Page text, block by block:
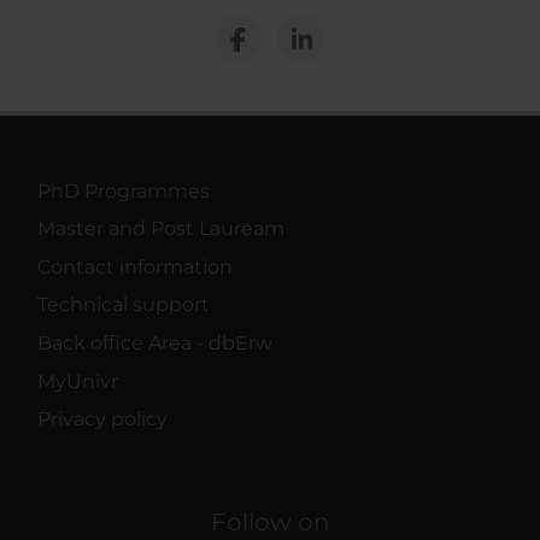
PhD Programmes
Master and Post Lauream
Contact information
Technical support
Back office Area - dbErw
MyUnivr
Privacy policy
Follow on